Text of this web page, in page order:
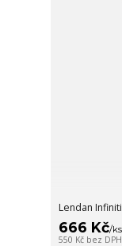
Lendan
666 Kč/ks
550 Kč bez DPH